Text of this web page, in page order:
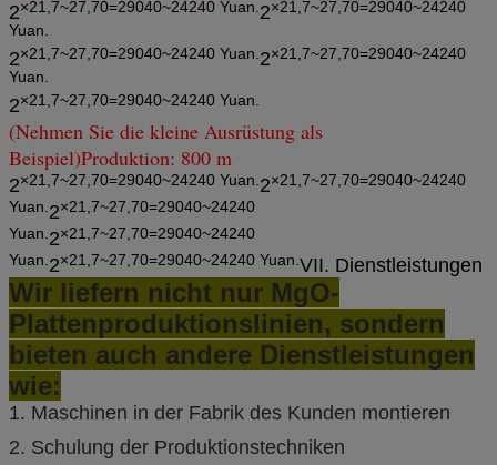
2×21,7~27,70=29040~24240 Yuan. 2×21,7~27,70=29040~24240
Yuan.
2×21,7~27,70=29040~24240 Yuan. 2×21,7~27,70=29040~24240
Yuan.
2×21,7~27,70=29040~24240 Yuan.
(Nehmen Sie die kleine Ausrüstung als
Beispiel)Produktion: 800 m
2×21,7~27,70=29040~24240 Yuan. 2×21,7~27,70=29040~24240
Yuan. 2×21,7~27,70=29040~24240
Yuan. 2×21,7~27,70=29040~24240
Yuan. 2×21,7~27,70=29040~24240 Yuan. VII. Dienstleistungen
Wir liefern nicht nur MgO-
Plattenproduktionslinien, sondern
bieten auch andere Dienstleistungen
wie:
1. Maschinen in der Fabrik des Kunden montieren
2. Schulung der Produktionstechniken